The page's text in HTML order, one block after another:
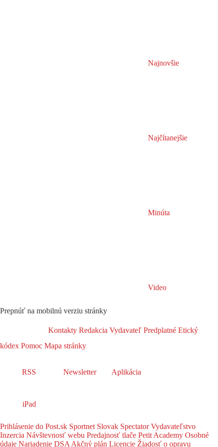
Najnovšie
Najčítanejšie
Minúta
Video
Prepnúť na mobilnú verziu stránky
Kontakty Redakcia Vydavateľ Predplatné Etický
kódex Pomoc Mapa stránky
RSS Newsletter Aplikácia
iPad
Prihlásenie do Post.sk Sportnet Slovak SpectatorVydavateľstvo
Inzercia Návštevnosť webu Predajnosť tlače Petit Academy Osobné
údaje Nariadenie DSA Akčný plán Licencie Žiadosť o opravu